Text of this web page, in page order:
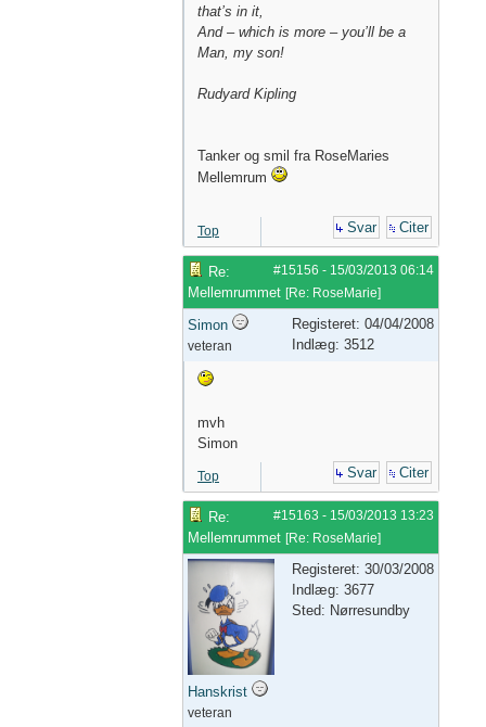
that’s in it,
And – which is more – you’ll be a
Man, my son!
Rudyard Kipling
Tanker og smil fra RoseMaries
Mellemrum
Top Svar Citer
#15156 - 15/03/2013 06:14
Re:
Mellemrummet [Re: RoseMarie]
Simon
veteran
Registeret: 04/04/2008
Indlæg: 3512
mvh
Simon
Top Svar Citer
#15163 - 15/03/2013 13:23
Re:
Mellemrummet [Re: RoseMarie]
Hanskrist
veteran
Registeret: 30/03/2008
Indlæg: 3677
Sted: Nørresundby